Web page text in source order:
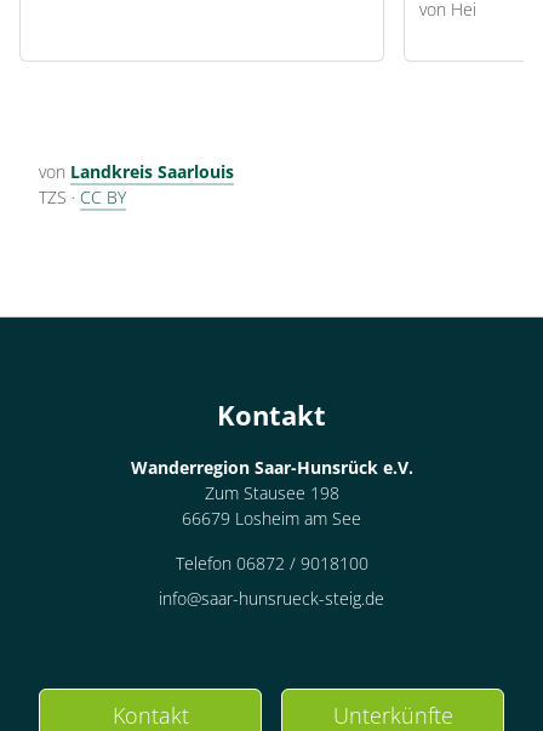
von Landkreis Saarlouis
TZS · CC BY
Kontakt
Wanderregion Saar-Hunsrück e.V.
Zum Stausee 198
66679 Losheim am See
Telefon 06872 / 9018100
info@saar-hunsrueck-steig.de
Kontakt Unterkünfte